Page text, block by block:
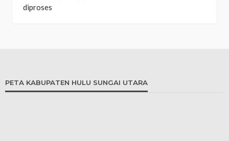
diproses
PETA KABUPATEN HULU SUNGAI UTARA